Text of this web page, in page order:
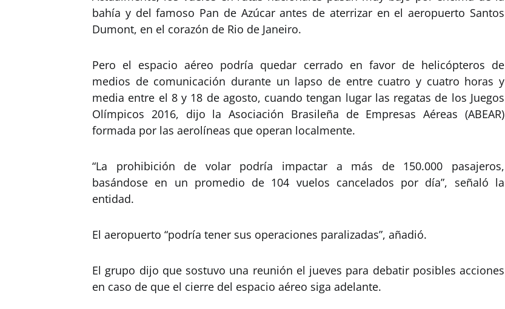
bahía y del famoso Pan de Azúcar antes de aterrizar en el aeropuerto Santos
Dumont, en el corazón de Rio de Janeiro.
Pero el espacio aéreo podría quedar cerrado en favor de helicópteros de
medios de comunicación durante un lapso de entre cuatro y cuatro horas y
media entre el 8 y 18 de agosto, cuando tengan lugar las regatas de los Juegos
Olímpicos 2016, dijo la Asociación Brasileña de Empresas Aéreas (ABEAR)
formada por las aerolíneas que operan localmente.
“La prohibición de volar podría impactar a más de 150.000 pasajeros,
basándose en un promedio de 104 vuelos cancelados por día”, señaló la
entidad.
El aeropuerto “podría tener sus operaciones paralizadas”, añadió.
El grupo dijo que sostuvo una reunión el jueves para debatir posibles acciones
en caso de que el cierre del espacio aéreo siga adelante.